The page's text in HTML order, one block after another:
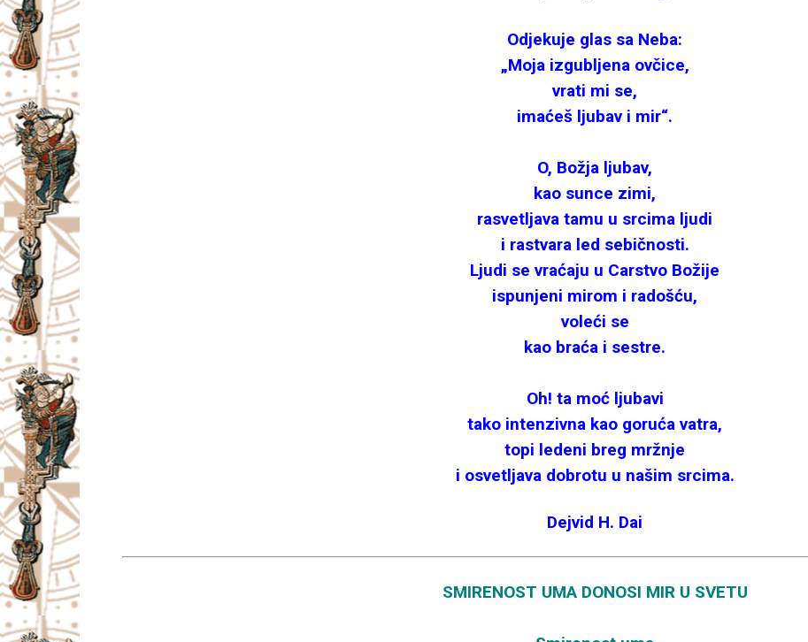
Odjekuje glas sa Neba:
„Moja izgubljena ovčice,
vrati mi se,
imaćeš ljubav i mir“.
O, Božja ljubav,
kao sunce zimi,
rasvetljava tamu u srcima ljudi
i rastvara led sebičnosti.
Ljudi se vraćaju u Carstvo Božije
ispunjeni mirom i radošću,
voleći se
kao braća i sestre.
Oh! ta moć ljubavi
tako intenzivna kao goruća vatra,
topi ledeni breg mržnje
i osvetljava dobrotu u našim srcima.
Dejvid H. Dai
SMIRENOST UMA DONOSI MIR U SVETU